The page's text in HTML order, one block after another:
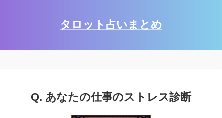
タロット占いまとめ
Q. あなたの仕事のストレス診断